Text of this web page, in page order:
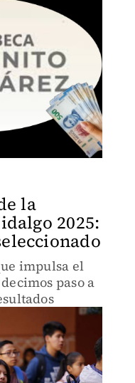
la
2025:
impulsa el
paso a